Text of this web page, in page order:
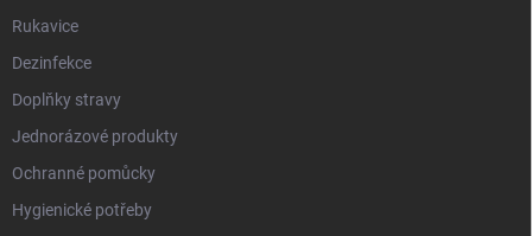
Rukavice
Dezinfekce
Doplňky stravy
Jednorázové produkty
Ochranné pomůcky
Hygienické potřeby